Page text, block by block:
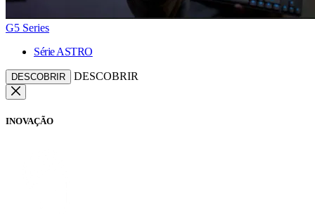
G5 Series
Série ASTRO
DESCOBRIR DESCOBRIR
INOVAÇÃO